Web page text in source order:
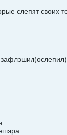
слепят своих